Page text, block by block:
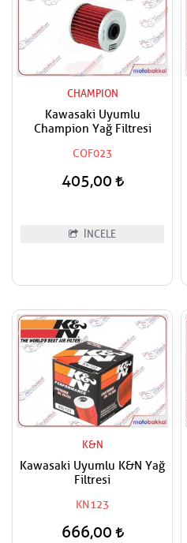
CHAMPION
Kawasaki Uyumlu
Champion Yağ Filtresi
COF023
405,00
İNCELE
K&N
Kawasaki Uyumlu K&N Yağ
Filtresi
KN123
666,00